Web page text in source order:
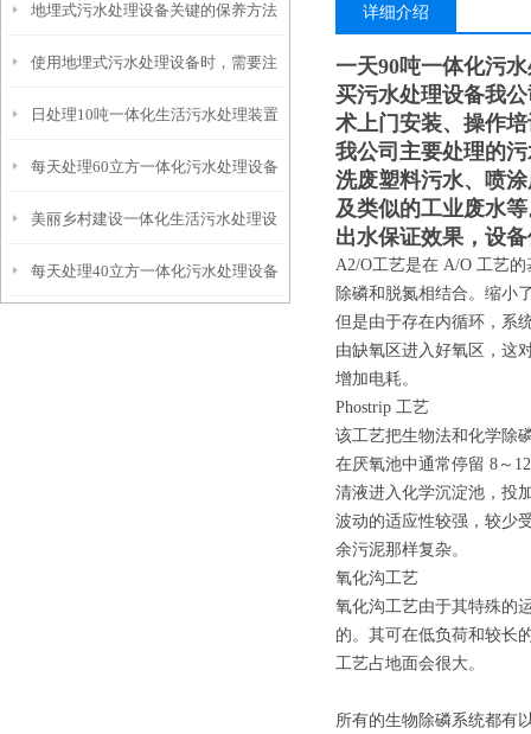
特点呢？
地埋式污水处理设备关键的保养方法
使用地埋式污水处理设备时，需要注
意以下事项
日处理10吨一体化生活污水处理装置
每天处理60立方一体化污水处理设备
美丽乡村建设一体化生活污水处理设
备
每天处理40立方一体化污水处理设备
详细介绍
一天90吨一体化污
买污水处理设备我
术上门安装、操作
我公司主要处理的
洗废塑料污水、喷
及类似的工业废水
出水保证效果，设
A2/O工艺是在 A/O 工艺
除磷和脱氮相结合。缩小
但是由于存在内循环，系
由缺氧区进入好氧区，这
增加电耗。
Phostrip 工艺
该工艺把生物法和化学除
在厌氧池中通常停留 8～
清液进入化学沉淀池，投
波动的适应性较强，较少
余污泥那样复杂。
氧化沟工艺
氧化沟工艺由于其特殊的
的。其可在低负荷和较长
工艺占地面会很大。
所有的生物除磷系统都有